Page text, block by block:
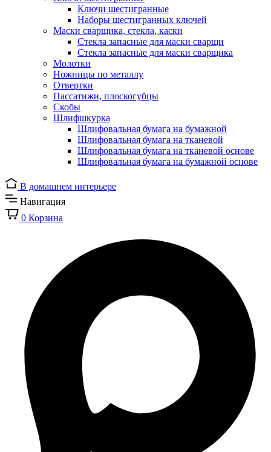
Ключи шестигранные
Наборы шестигранных ключей
Маски сварщика, стекла, каски
Стекла запасные для маски сварщи
Стекла запасные для маски сварщика
Молотки
Ножницы по металлу
Отвертки
Пассатижи, плоскогубцы
Скобы
Шлифшкурка
Шлифовальная бумага на бумажной
Шлифовальная бумага на тканевой
Шлифовальная бумага на тканевой основе
Шлифовальная бумага на бумажной основе
В домашнем интерьере
Навигация
0 Корзина